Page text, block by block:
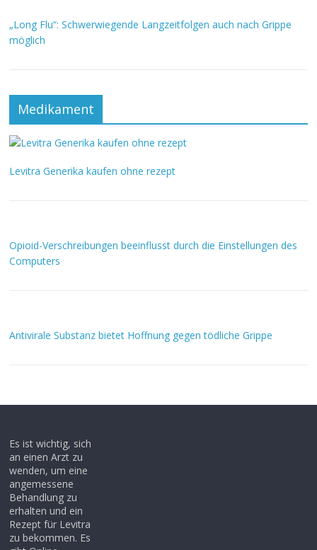
„Long Flu“: Schwerwiegende Langzeitfolgen auch nach Grippe
möglich
Medikament
Levitra Generika kaufen ohne rezept
Opioid-Verschreibungen beeinflusst durch die Einstellungen des
Computers
Antivirale Substanz bietet Hoffnung gegen tödliche Grippe
Es ist wichtig, sich
an einen Arzt zu
wenden, um eine
angemessene
Behandlung zu
erhalten und ein
Rezept für Levitra
zu bekommen. Es